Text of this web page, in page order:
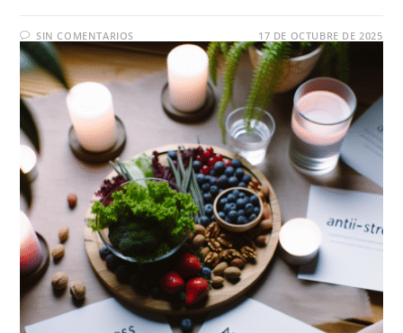
SIN COMENTARIOS 17 DE OCTUBRE DE 2025